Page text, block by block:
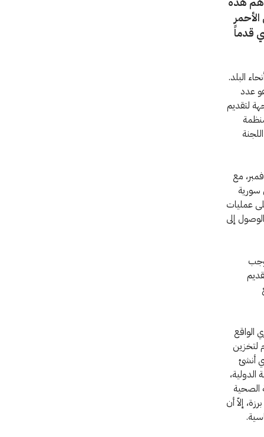
قدماً
البلد.
000 542 شخص، وهو عدد
لتقديم
14 تشرين الثاني/ نوفمبر، مع
سورية
عمليات
إلى
الواقع
لتخزين
أنشئ
الدولية،
الصحية
إلاّ أن